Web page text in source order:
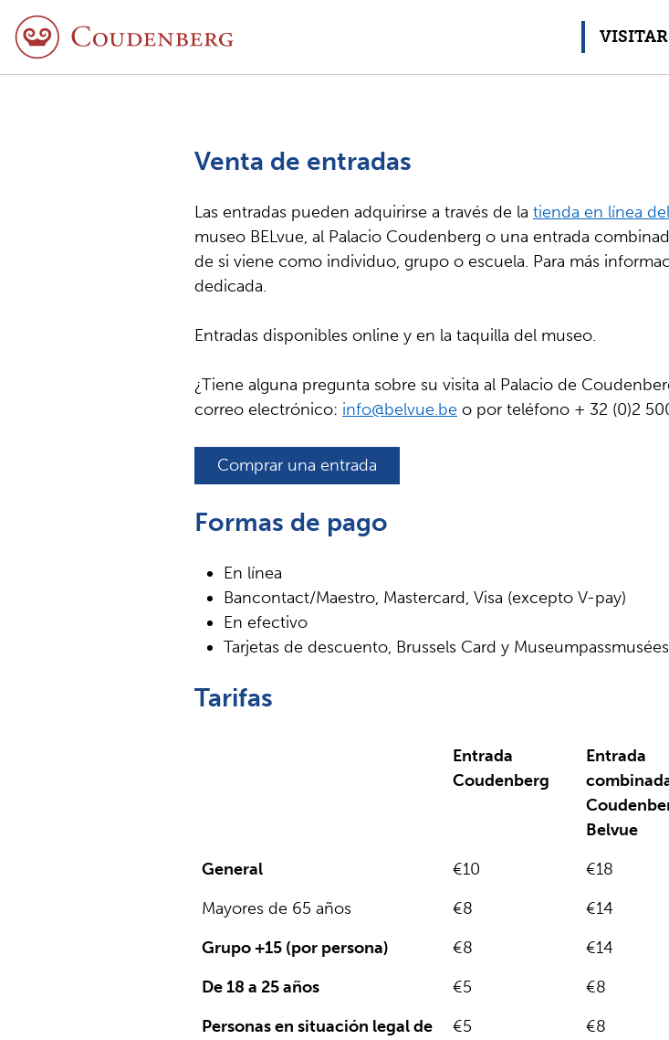
VISITAR
Venta de entradas
Las entradas pueden adquirirse a través de la tienda en línea del
museo BELvue, al Palacio Coudenberg o una entrada
de si viene como individuo, grupo o escuela. Para más
dedicada.
Entradas disponibles online y en la taquilla del museo.
¿Tiene alguna pregunta sobre su visita al Palacio de
correo electrónico: info@belvue.be o por teléfono + 32 (0)2
Comprar una entrada
Formas de pago
En línea
Bancontact/Maestro, Mastercard, Visa (excepto V-pay)
En efectivo
Tarjetas de descuento, Brussels Card y Museumpassmusées
Tarifas
Entrada
Coudenberg
Entrada
Belvue
General
€10
€18
Mayores de 65 años
€8
€14
Grupo +15 (por persona)
€8
€14
De 18 a 25 años
€5
€8
Personas en situación legal de
€5 €8